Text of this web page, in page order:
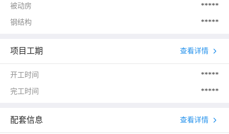
被动房 *****
钢结构 *****
项目工期 查看详情
开工时间 *****
完工时间 *****
配套信息 查看详情